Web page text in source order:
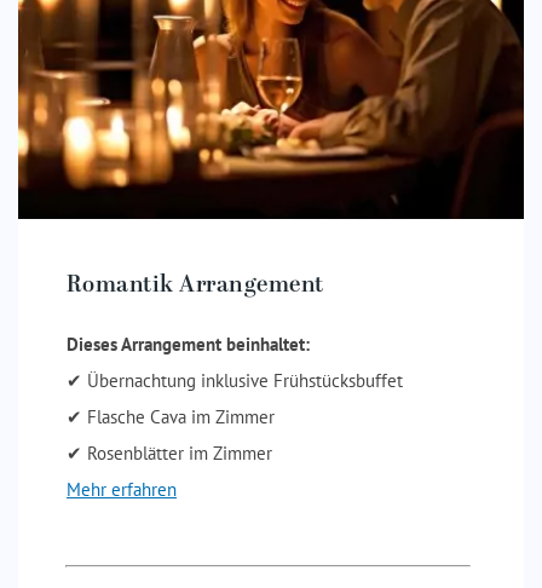
Romantik Arrangement
Dieses Arrangement beinhaltet:
✔ Übernachtung inklusive Frühstücksbuffet
✔ Flasche Cava im Zimmer
✔ Rosenblätter im Zimmer
Mehr erfahren